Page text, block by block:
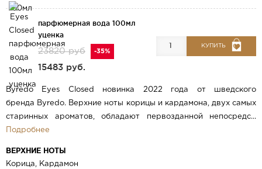
парфюмерная вода 100мл
уценка
23820 руб -35%
15483 руб.
КУПИТЬ
Byredo Eyes Closed новинка 2022 года от шведского
бренда Byredo. Верхние ноты корицы и кардамона, двух самых
старинных ароматов, обладают первозданной непосредс...
Подробнее
ВЕРХНИЕ НОТЫ
Корица, Кардамон